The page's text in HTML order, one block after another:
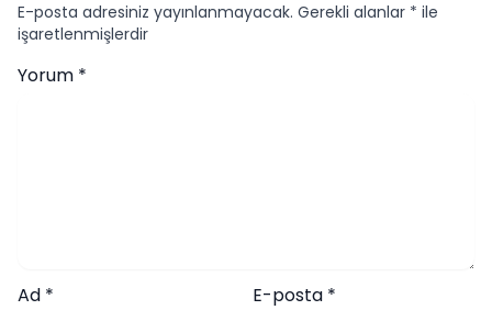
E-posta adresiniz yayınlanmayacak. Gerekli alanlar * ile
işaretlenmişlerdir
Yorum *
Ad * E-posta *